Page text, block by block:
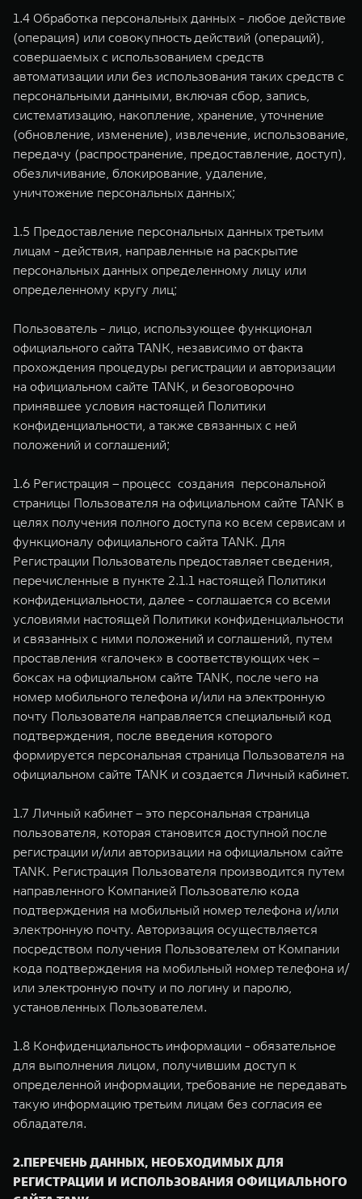
1.4 Обработка персональных данных - любое действие
(операция) или совокупность действий (операций),
совершаемых с использованием средств
автоматизации или без использования таких средств с
персональными данными, включая сбор, запись,
систематизацию, накопление, хранение, уточнение
(обновление, изменение), извлечение, использование,
передачу (распространение, предоставление, доступ),
обезличивание, блокирование, удаление,
уничтожение персональных данных;
1.5 Предоставление персональных данных третьим
лицам - действия, направленные на раскрытие
персональных данных определенному лицу или
определенному кругу лиц;
Пользователь - лицо, использующее функционал
официального сайта TANK, независимо от факта
прохождения процедуры регистрации и авторизации
на официальном сайте TANK, и безоговорочно
принявшее условия настоящей Политики
конфиденциальности, а также связанных с ней
положений и соглашений;
1.6 Регистрация – процесс создания персональной
страницы Пользователя на официальном сайте TANK в
целях получения полного доступа ко всем сервисам и
функционалу официального сайта TANK. Для
Регистрации Пользователь предоставляет сведения,
перечисленные в пункте 2.1.1 настоящей Политики
конфиденциальности, далее - соглашается со всеми
условиями настоящей Политики конфиденциальности
и связанных с ними положений и соглашений, путем
проставления «галочек» в соответствующих чек –
боксах на официальном сайте TANK, после чего на
номер мобильного телефона и/или на электронную
почту Пользователя направляется специальный код
подтверждения, после введения которого
формируется персональная страница Пользователя на
официальном сайте TANK и создается Личный кабинет.
1.7 Личный кабинет – это персональная страница
пользователя, которая становится доступной после
регистрации и/или авторизации на официальном сайте
TANK. Регистрация Пользователя производится путем
направленного Компанией Пользователю кода
подтверждения на мобильный номер телефона и/или
электронную почту. Авторизация осуществляется
посредством получения Пользователем от Компании
кода подтверждения на мобильный номер телефона и/
или электронную почту и по логину и паролю,
установленных Пользователем.
1.8 Конфиденциальность информации - обязательное
для выполнения лицом, получившим доступ к
определенной информации, требование не передавать
такую информацию третьим лицам без согласия ее
обладателя.
2.ПЕРЕЧЕНЬ ДАННЫХ, НЕОБХОДИМЫХ ДЛЯ
РЕГИСТРАЦИИ И ИСПОЛЬЗОВАНИЯ ОФИЦИАЛЬНОГО